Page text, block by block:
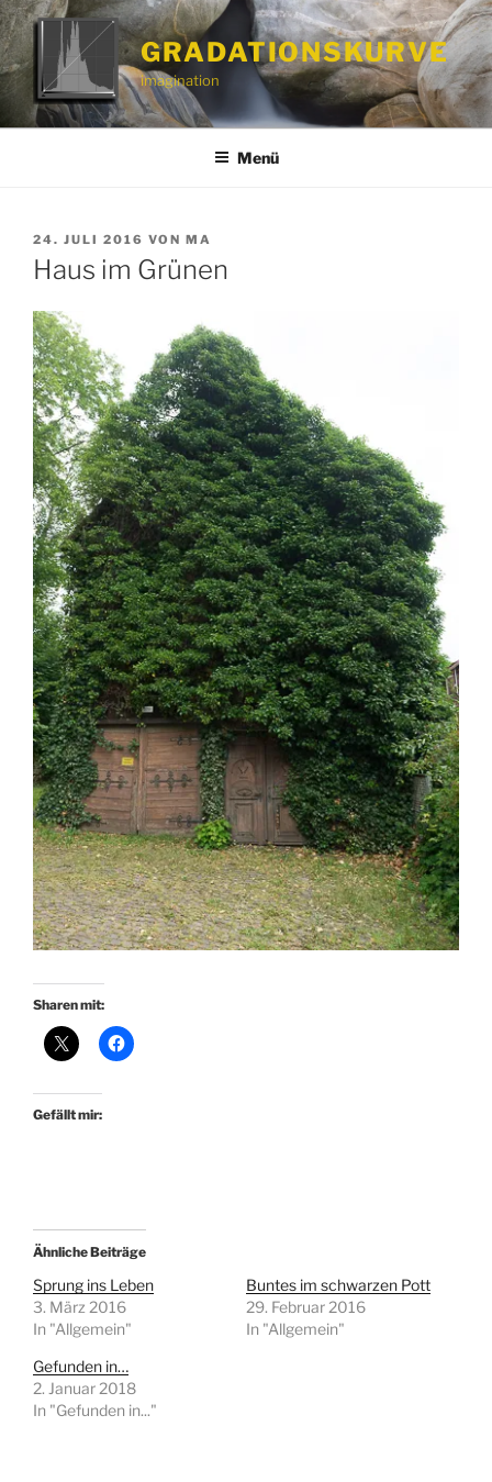
Zum
Inhalt
springen
GRADATIONSKURVE
imagination
Menü
VERÖFFENTLICHT
AM
24. JULI 2016 VON MA
Haus im Grünen
Sharen mit:
Gefällt mir:
Ähnliche Beiträge
Sprung ins Leben
3. März 2016
In "Allgemein"
Buntes im schwarzen Pott
29. Februar 2016
In "Allgemein"
Gefunden in…
2. Januar 2018
In "Gefunden in..."